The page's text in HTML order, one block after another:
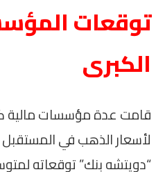
توقعات
الكبرى
قامت عدة مؤسسات مالية
لأسعار الذهب في
“دويتشه بنك” توقعاته